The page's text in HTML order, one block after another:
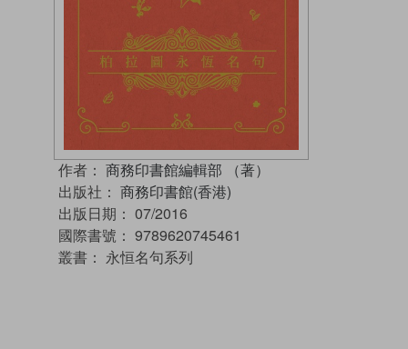
作者： 商務印書館編輯部 （著）
出版社： 商務印書館(香港)
出版日期： 07/2016
國際書號： 9789620745461
叢書： 永恒名句系列